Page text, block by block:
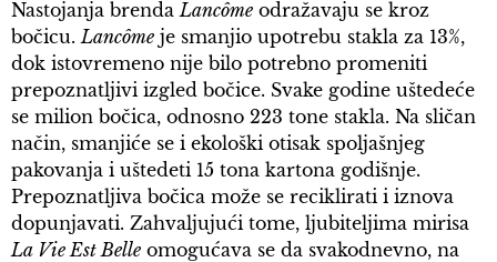
Nastojanja brenda Lancôme odražavaju se kroz
bočicu. Lancôme je smanjio upotrebu stakla za 13%,
dok istovremeno nije bilo potrebno promeniti
prepoznatljivi izgled bočice. Svake godine uštedeće
se milion bočica, odnosno 223 tone stakla. Na sličan
način, smanjiće se i ekološki otisak spoljašnjeg
pakovanja i uštedeti 15 tona kartona godišnje.
Prepoznatljiva bočica može se reciklirati i iznova
dopunjavati. Zahvaljujući tome, ljubiteljima mirisa
La Vie Est Belle omogućava se da svakodnevno, na